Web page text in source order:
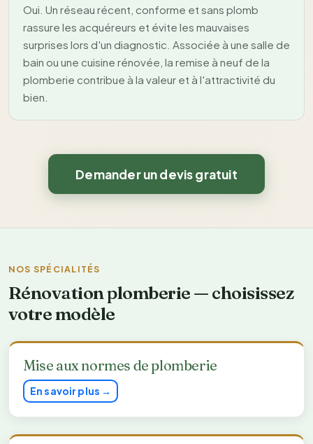
Oui. Un réseau récent, conforme et sans plomb
rassure les acquéreurs et évite les mauvaises
surprises lors d'un diagnostic. Associée à une salle de
bain ou une cuisine rénovée, la remise à neuf de la
plomberie contribue à la valeur et à l'attractivité du
bien.
Demander un devis gratuit
NOS SPÉCIALITÉS
Rénovation plomberie — choisissez
votre modèle
Mise aux normes de plomberie
En savoir plus →